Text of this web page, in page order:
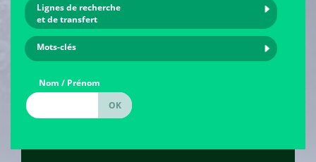
Lignes de recherche
et de transfert
Mots-clés
Nom / Prénom